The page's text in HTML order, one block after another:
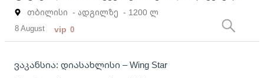
თბილისი - ადგილზე - 1200 ლ
8 August vip 0
ვაკანსია: დიასახლისი – Wing Star